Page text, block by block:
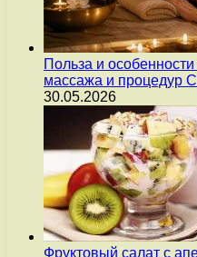
Польза и
массажа и процедур
30.05.2026
Фруктовый салат с